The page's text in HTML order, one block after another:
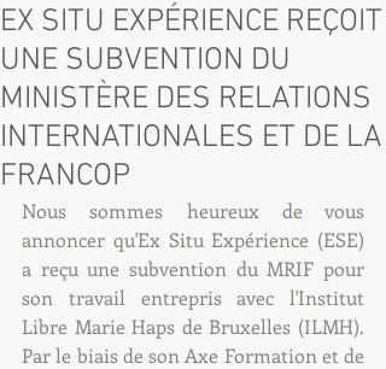
EX SITU EXPÉRIENCE REÇOIT
UNE SUBVENTION DU
MINISTÈRE DES RELATIONS
INTERNATIONALES ET DE LA
FRANCOP
Nous sommes heureux de vous
annoncer qu'Ex Situ Expérience (ESE)
a reçu une subvention du MRIF pour
son travail entrepris avec l'Institut
Libre Marie Haps de Bruxelles (ILMH).
Par le biais de son Axe Formation et de